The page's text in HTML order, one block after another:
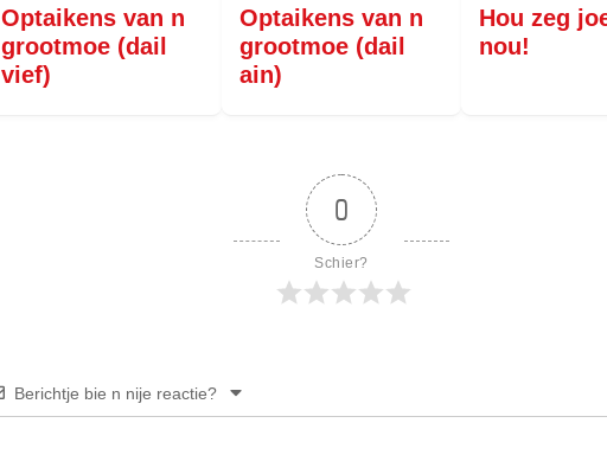
Optaikens van n
grootmoe (dail
vief)
Optaikens van n
grootmoe (dail
ain)
Hou zeg
nou!
0
Schier?
Berichtje bie n nije reactie?